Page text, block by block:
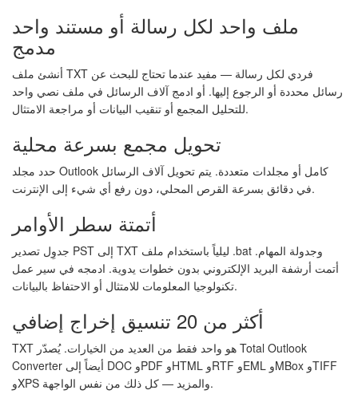
ملف واحد لكل رسالة أو مستند واحد
مدمج
أنشئ ملف TXT فردي لكل رسالة — مفيد عندما تحتاج للبحث عن
رسائل محددة أو الرجوع إليها. أو ادمج آلاف الرسائل في ملف نصي واحد
للتحليل المجمع أو تنقيب البيانات أو مراجعة الامتثال.
تحويل مجمع بسرعة محلية
حدد مجلد Outlook كامل أو مجلدات متعددة. يتم تحويل آلاف الرسائل
في دقائق بسرعة القرص المحلي، دون رفع أي شيء إلى الإنترنت.
أتمتة سطر الأوامر
جدوِل تصدير PST إلى TXT ليلياً باستخدام ملف .bat وجدولة المهام.
أتمت أرشفة البريد الإلكتروني بدون خطوات يدوية. ادمجه في سير عمل
تكنولوجيا المعلومات للامتثال أو الاحتفاظ بالبيانات.
أكثر من 20 تنسيق إخراج إضافي
TXT هو واحد فقط من العديد من الخيارات. يُصدّر Total Outlook
Converter أيضاً إلى DOC وPDF وHTML وRTF وEML وMBox وTIFF
وXPS والمزيد — كل ذلك من نفس الواجهة.